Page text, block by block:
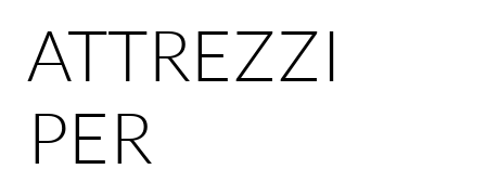
ATTREZZI
PER